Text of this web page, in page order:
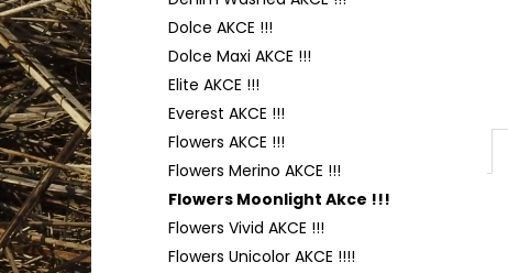
l
Dolce AKCE !!!
Dolce Maxi AKCE !!!
Elite AKCE !!!
Everest AKCE !!!
Flowers AKCE !!!
Flowers Merino AKCE !!!
Flowers Moonlight Akce !!!
Flowers Vivid AKCE !!!
Flowers Unicolor AKCE !!!!
HIMALAYA DOLPHIN BABY 80352
60 Kč